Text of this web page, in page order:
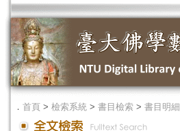
． 首頁 > 檢索系統 > 書目檢索 > 書目明細